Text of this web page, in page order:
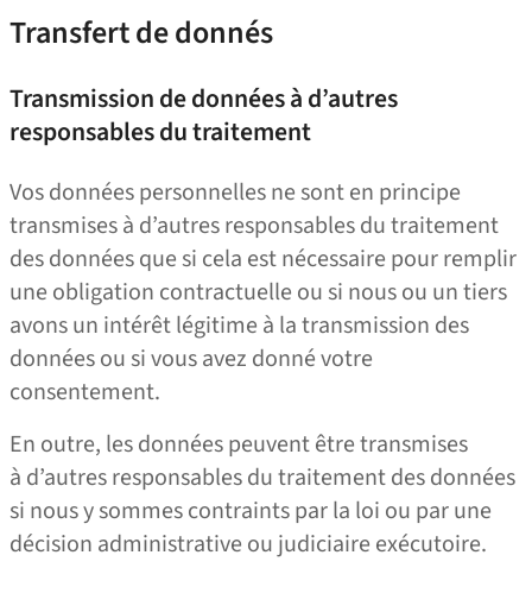
Transfert de donnés
Transmission de données à d’autres
responsables du traitement
Vos données personnelles ne sont en principe
transmises à d’autres responsables du traitement
des données que si cela est nécessaire pour remplir
une obligation contractuelle ou si nous ou un tiers
avons un intérêt légitime à la transmission des
données ou si vous avez donné votre
consentement.
En outre, les données peuvent être transmises
à d’autres responsables du traitement des données
si nous y sommes contraints par la loi ou par une
décision administrative ou judiciaire exécutoire.